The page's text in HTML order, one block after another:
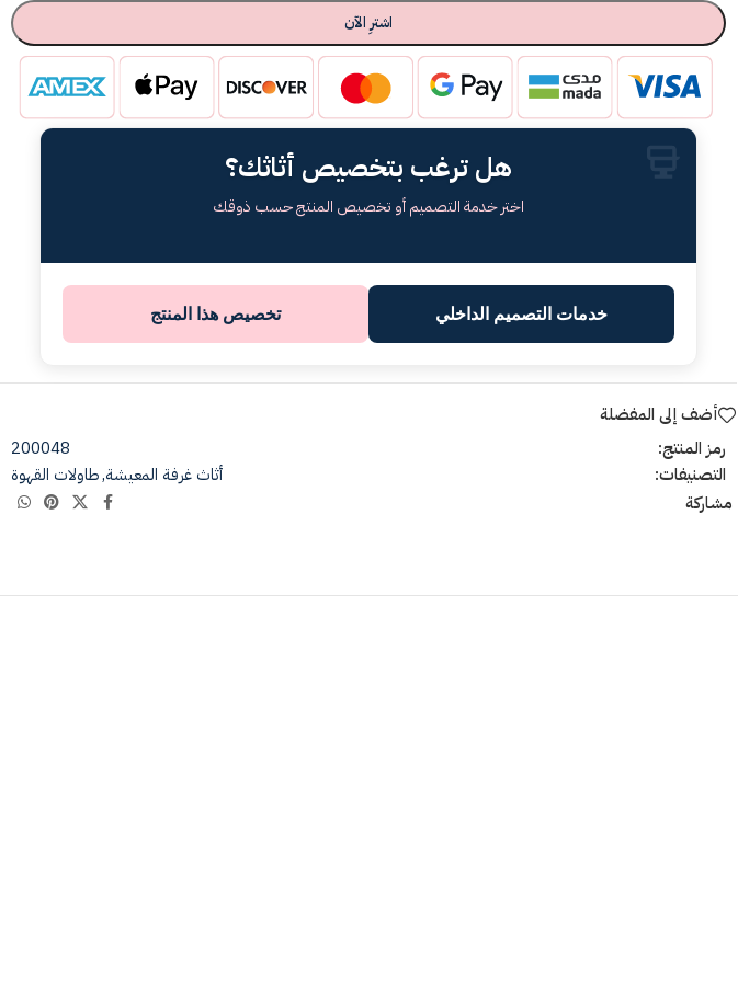
اشترِ الآن
هل ترغب بتخصيص أثاثك؟
اختر خدمة التصميم أو تخصيص المنتج حسب ذوقك
خدمات التصميم الداخلي تخصيص هذا المنتج
أضف إلى المفضلة
رمز المنتج:
200048
التصنيفات:
أثاث غرفة المعيشة,طاولات القهوة
مشاركة